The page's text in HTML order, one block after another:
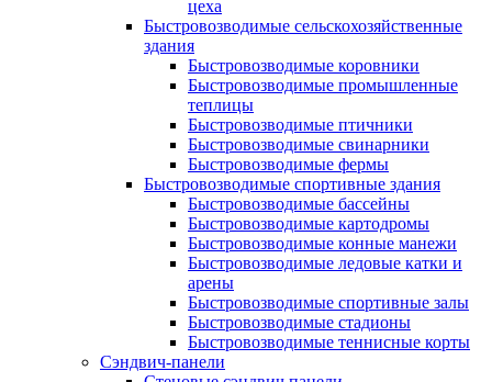
цеха
Быстровозводимые сельскохозяйственные
здания
Быстровозводимые коровники
Быстровозводимые промышленные
теплицы
Быстровозводимые птичники
Быстровозводимые свинарники
Быстровозводимые фермы
Быстровозводимые спортивные здания
Быстровозводимые бассейны
Быстровозводимые картодромы
Быстровозводимые конные манежи
Быстровозводимые ледовые катки и
арены
Быстровозводимые спортивные залы
Быстровозводимые стадионы
Быстровозводимые теннисные корты
Сэндвич-панели